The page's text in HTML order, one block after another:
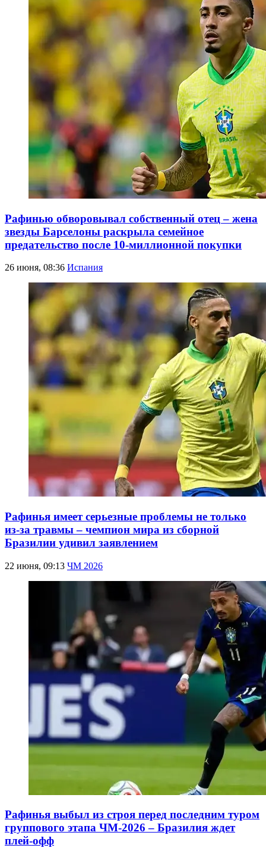
Рафинью обворовывал собственный отец – жена
звезды Барселоны раскрыла семейное
предательство после 10-миллионной покупки
26 июня, 08:36 Испания
Рафинья имеет серьезные проблемы не только
из-за травмы – чемпион мира из сборной
Бразилии удивил заявлением
22 июня, 09:13 ЧМ 2026
Рафинья выбыл из строя перед последним туром
группового этапа ЧМ-2026 – Бразилия ждет
плей-офф